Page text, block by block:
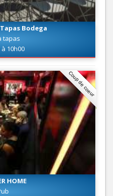
Tapas Bodega
tapas
10h00
Coup de coeur
HOME